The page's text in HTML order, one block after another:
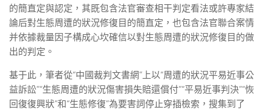
的簡直定與認定，其既包含法官審查相干判定看法或許專家結
論后對生態周遭的狀況修復目的簡直定，也包含法官聯合案情
并依據裁量因子構成心坎確信以對生態周遭的狀況修復目的做
出的判定。
基于此，筆者從“中國裁判文書網”上以“周遭的狀況平易近事公
益訴訟”“生態周遭的狀況傷害損失賠還償付”“平易近事判決”“恢
回復復興狀”和“生態修復”為要害詞停止穿插檢索，搜集到了